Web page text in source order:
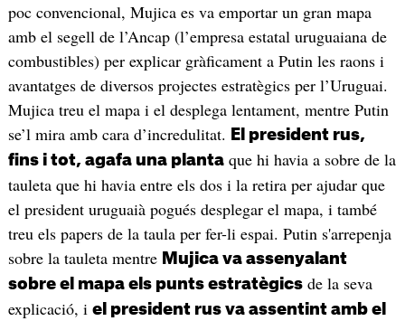
poc convencional, Mujica es va emportar un gran mapa
amb el segell de l’Ancap (l’empresa estatal uruguaiana de
combustibles) per explicar gràficament a Putin les raons i
avantatges de diversos projectes estratègics per l’Uruguai.
Mujica treu el mapa i el desplega lentament, mentre Putin
se’l mira amb cara d’incredulitat.
El president rus,
fins i tot, agafa una plantaque hi havia a sobre de la
tauleta que hi havia entre els dos i la retira per ajudar que
el president uruguaià pogués desplegar el mapa, i també
treu els papers de la taula per fer-li espai. Putin s'arrepenja
sobre la tauleta mentre Mujica va assenyalant
sobre el mapa els punts estratègicsde la seva
explicació, i el president rus va assentint amb el